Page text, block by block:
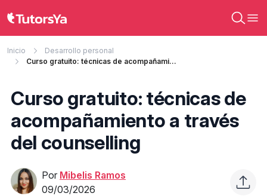
Inicio
Desarrollo personal
Curso gratuito: técnicas de acompañamiento a través del counselling
Curso gratuito: técnicas de
acompañamiento a través
del counselling
Por Mibelis Ramos
09/03/2026